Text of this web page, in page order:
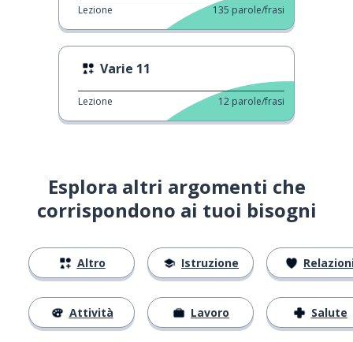
Lezione 135 parole/frasi
Varie 11
Lezione 12 parole/frasi
Esplora altri argomenti che
corrispondono ai tuoi bisogni
Altro
Attività
Istruzione
Lavoro Salute